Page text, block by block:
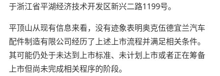
于浙江省平湖经济技术开发区新兴二路1199号。
平顶山从现有信息来看，没有迹象表明奥克伍德宜兰汽车
配件制造有限公司经历了上述上市流程并满足相关条件。
其可能仍处于未达到上市标准、未计划上市或者正在筹备
上市但尚未完成相关程序的阶段。